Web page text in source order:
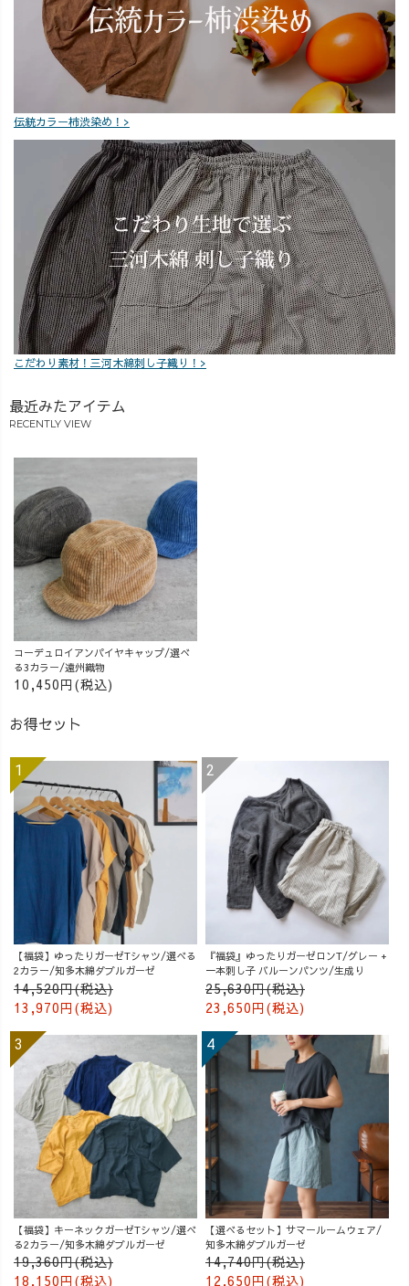
伝統カラー柿渋染め！>
こだわり素材！三河木綿刺し子織り！>
最近みたアイテム
RECENTLY VIEW
コーデュロイアンパイヤキャップ/選べ
る3カラー/遠州織物
10,450円(税込)
お得セット
【福袋】ゆったりガーゼTシャツ/選べる
2カラー/知多木綿ダブルガーゼ
14,520円(税込)
13,970円(税込)
『福袋』ゆったりガーゼロンT/グレー +
一本刺し子 バルーンパンツ/生成り
25,630円(税込)
23,650円(税込)
【福袋】キーネックガーゼTシャツ/選べ
る2カラー/知多木綿ダブルガーゼ
19,360円(税込)
18,150円(税込)
【選べるセット】サマールームウェア/
知多木綿ダブルガーゼ
14,740円(税込)
12,650円(税込)